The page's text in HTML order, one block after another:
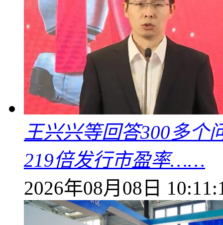
王兴兴等回答300多个
219倍发行市盈率……
2026年08月08日